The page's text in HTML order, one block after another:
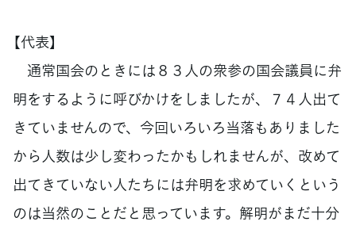
【代表】
通常国会のときには８３人の衆参の国会議員に弁
明をするように呼びかけをしましたが、７４人出て
きていませんので、今回いろいろ当落もありました
から人数は少し変わったかもしれませんが、改めて
出てきていない人たちには弁明を求めていくという
のは当然のことだと思っています。解明がまだ十分